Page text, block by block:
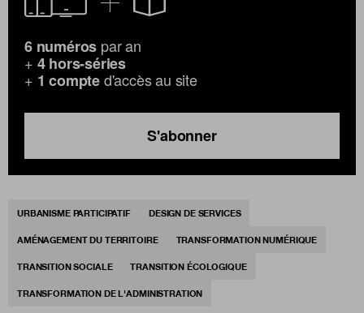
6 numéros par an
+ 4 hors-séries
+ 1 compted'accès au site
S'abonner
URBANISME PARTICIPATIF DESIGN DE SERVICES
AMÉNAGEMENT DU TERRITOIRE TRANSFORMATION NUMÉRIQUE
TRANSITION SOCIALE TRANSITION ÉCOLOGIQUE
TRANSFORMATION DE L'ADMINISTRATION